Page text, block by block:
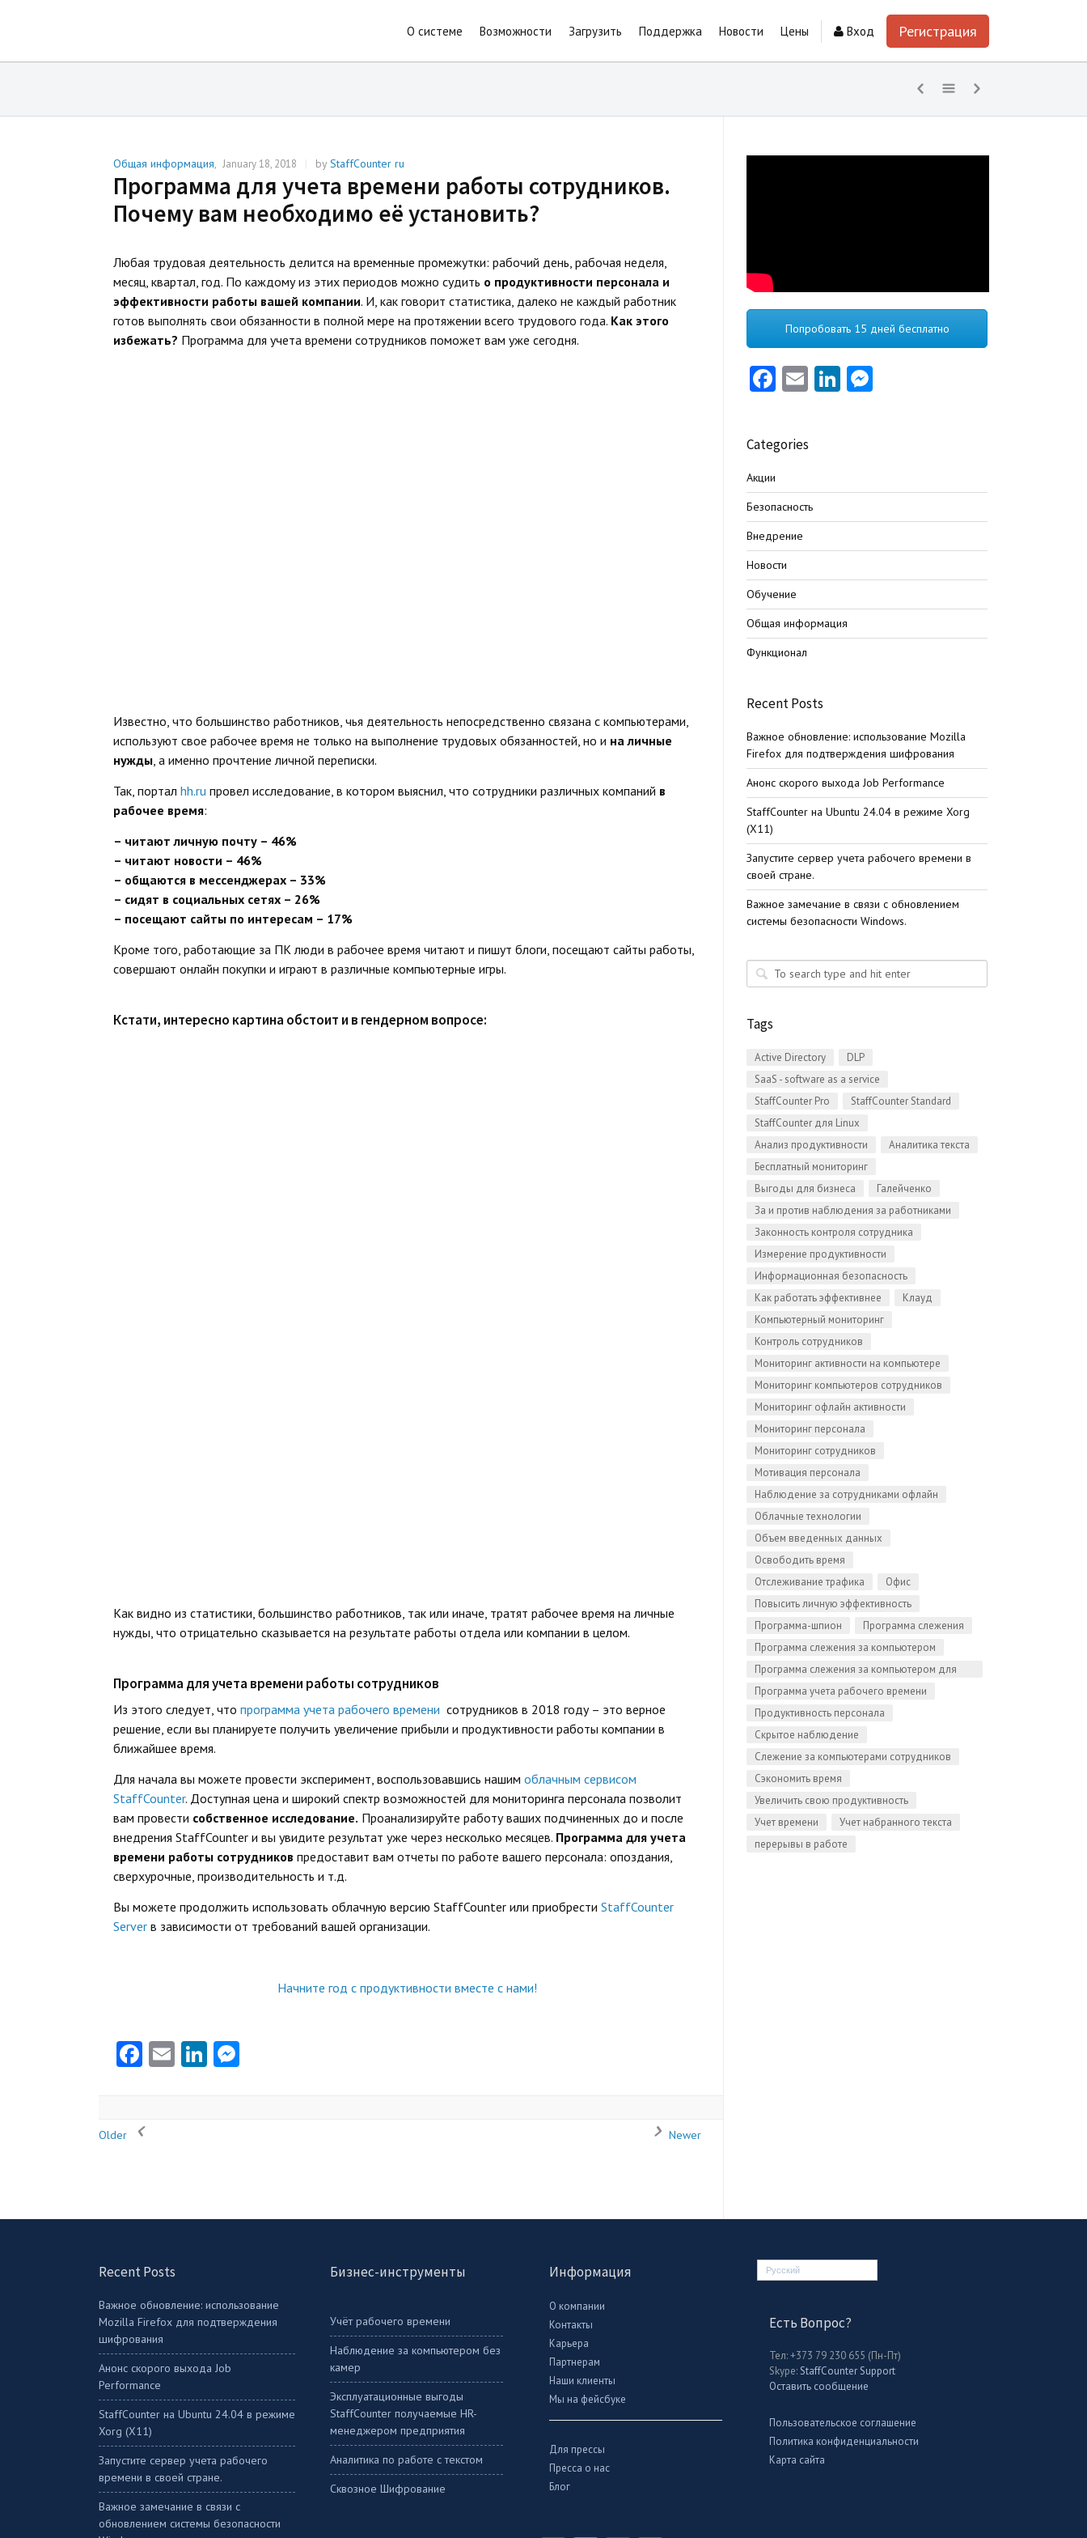
Регистрация
Вход
О системе Возможности Загрузить Поддержка Новости Цены
Общая информация,January 18, 2018 byStaffCounter ru
Программа для учета времени работы сотрудников.
Почему вам необходимо её установить?
Любая трудовая деятельность делится на временные промежутки: рабочий день, рабочая неделя,
месяц, квартал, год. По каждому из этих периодов можно судить о продуктивности персонала и
эффективности работы вашей компании. И, как говорит статистика, далеко не каждый работник
готов выполнять свои обязанности в полной мере на протяжении всего трудового года. Как этого
избежать? Программа для учета времени сотрудников поможет вам уже сегодня.
Известно, что большинство работников, чья деятельность непосредственно связана с компьютерами,
используют свое рабочее время не только на выполнение трудовых обязанностей, но и на личные
нужды, а именно прочтение личной переписки.
Так, порталhh.ru провел исследование, в котором выяснил, что сотрудники различных компаний в
рабочее время:
– читают личную почту – 46%
– читают новости – 46%
– общаются в мессенджерах – 33%
– сидят в социальных сетях – 26%
– посещают сайты по интересам – 17%
Кроме того, работающие за ПК люди в рабочее время читают и пишут блоги, посещают сайты работы,
совершают онлайн покупки и играют в различные компьютерные игры.
Кстати, интересно картина обстоит и в гендерном вопросе:
Как видно из статистики, большинство работников, так или иначе, тратят рабочее время на личные
нужды, что отрицательно сказывается на результате работы отдела или компании в целом.
Программа для учета времени работы сотрудников
Из этого следует, чтопрограмма учета рабочего времени сотрудников в 2018 году – это верное
решение, если вы планируете получить увеличение прибыли и продуктивности работы компании в
ближайшее время.
Для начала вы можете провести эксперимент, воспользовавшись нашимоблачным сервисом
StaffCounter. Доступная цена и широкий спектр возможностей для мониторинга персонала позволит
вам провести собственное исследование. Проанализируйте работу ваших подчиненных до и после
внедрения StaffCounter и вы увидите результат уже через несколько месяцев. Программа для учета
времени работы сотрудников предоставит вам отчеты по работе вашего персонала: опоздания,
сверхурочные, производительность и т.д.
Вы можете продолжить использовать облачную версию StaffCounter или приобрестиStaffCounter
Server в зависимости от требований вашей организации.
Начните год с продуктивности вместе с нами!
Facebook
EmailLinkedIn
Older Newer
Попробовать 15 дней бесплатно
Facebook
EmailLinkedIn
Messenger
Categories
Акции
Безопасность
Внедрение
Новости
Обучение
Общая информация
Функционал
Recent Posts
Важное обновление: использование Mozilla
Firefox для подтверждения шифрования
Анонс скорого выхода Job Performance
StaffСounter на Ubuntu 24.04 в режиме Xorg
(X11)
Запустите сервер учета рабочего времени в
своей стране.
Важное замечание в связи с обновлением
системы безопасности Windows.
Tags
Active Directory
DLP
SaaS - software as a service
StaffCounter Pro
StaffCounter Standard
StaffCounter для Linux
Анализ продуктивности
Аналитика текста
Бесплатный мониторинг
Выгоды для бизнеса
Галейченко
За и против наблюдения за работниками
Законность контроля сотрудника
Измерение продуктивности
Информационная безопасность
Как работать эффективнее
Клауд
Компьютерный мониторинг
Контроль сотрудников
Мониторинг активности на компьютере
Мониторинг компьютеров сотрудников
Мониторинг офлайн активности
Мониторинг персонала
Мониторинг сотрудников
Мотивация персонала
Наблюдение за сотрудниками офлайн
Облачные технологии
Объем введенных данных
Освободить время
Отслеживание трафика
Офис
Повысить личную эффективность
Программа-шпион
Программа слежения
Программа слежения за компьютером
Программа слежения за компьютером для
Linux
Программа учета рабочего времени
Продуктивность персонала
Скрытое наблюдение
Слежение за компьютерами сотрудников
Сэкономить время
Увеличить свою продуктивность
Учет времени
Учет набранного текста
перерывы в работе
Recent Posts
Важное обновление: использование
Mozilla Firefox для подтверждения
шифрования
Анонс скорого выхода Job
Performance
StaffСounter на Ubuntu 24.04 в режиме
Xorg (X11)
Запустите сервер учета рабочего
времени в своей стране.
Важное замечание в связи с
обновлением системы безопасности
Бизнес-инструменты
Учёт рабочего времени
Наблюдение за компьютером без
камер
Эксплуатационные выгоды
StaffCounter получаемые HR-
менеджером предприятия
Аналитика по работе с текстом
Сквозное Шифрование
Информация
О компании
Контакты
Карьера
Партнерам
Наши клиенты
Мы на фейсбуке
Для прессы
Пресса о нас
Блог
Русский
Есть Вопрос?
Тел: +373 79 230 655 (Пн-Пт)
Skype:StaffCounter Support
Оставить сообщение
Пользовательское соглашение
Политика конфиденциальности
Карта сайта